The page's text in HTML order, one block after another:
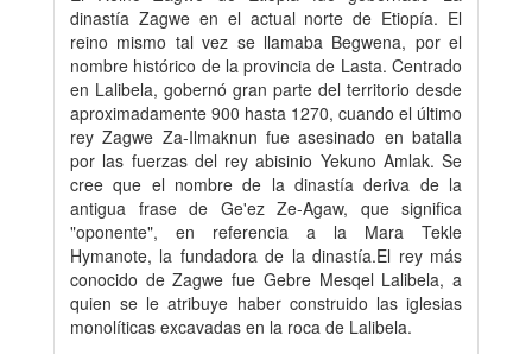
dinastía Zagwe en el actual norte de Etiopía. El
reino mismo tal vez se llamaba Begwena, por el
nombre histórico de la provincia de Lasta. Centrado
en Lalibela, gobernó gran parte del territorio desde
aproximadamente 900 hasta 1270, cuando el último
rey Zagwe Za-Ilmaknun fue asesinado en batalla
por las fuerzas del rey abisinio Yekuno Amlak. Se
cree que el nombre de la dinastía deriva de la
antigua frase de Ge'ez Ze-Agaw, que significa
"oponente", en referencia a la Mara Tekle
Hymanote, la fundadora de la dinastía.El rey más
conocido de Zagwe fue Gebre Mesqel Lalibela, a
quien se le atribuye haber construido las iglesias
monolíticas excavadas en la roca de Lalibela.